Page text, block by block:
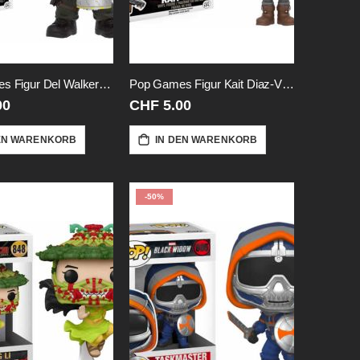
Pop Games Figur Del Walker-Vinyl
WARENKORB
Pop Games Figur Kait Diaz-Vinyl
CHF 5.00
IN DEN WARENKORB
-50%